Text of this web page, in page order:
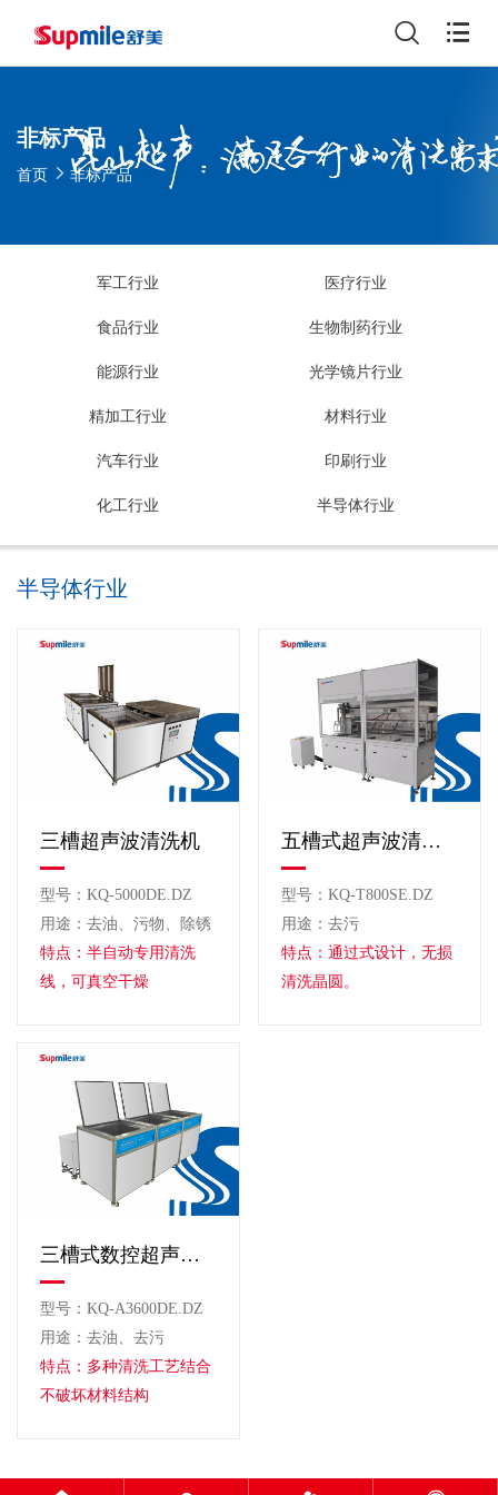
非标产品
首页 非标产品
军工行业 医疗行业
食品行业 生物制药行业
能源行业 光学镜片行业
精加工行业 材料行业
汽车行业 印刷行业
化工行业 半导体行业
半导体行业
三槽超声波清洗机
型号：KQ-5000DE.DZ
用途：去油、污物、除锈
特点：半自动专用清洗
线，可真空干燥
五槽式超声波清洗机
型号：KQ-T800SE.DZ
用途：去污
特点：通过式设计，无损
清洗晶圆。
三槽式数控超声波清洗机
型号：KQ-A3600DE.DZ
用途：去油、去污
特点：多种清洗工艺结合
不破坏材料结构